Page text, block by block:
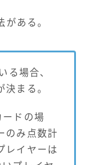
ある。
る場合、
まる。
ドの場
のみ点数計
レイヤーは